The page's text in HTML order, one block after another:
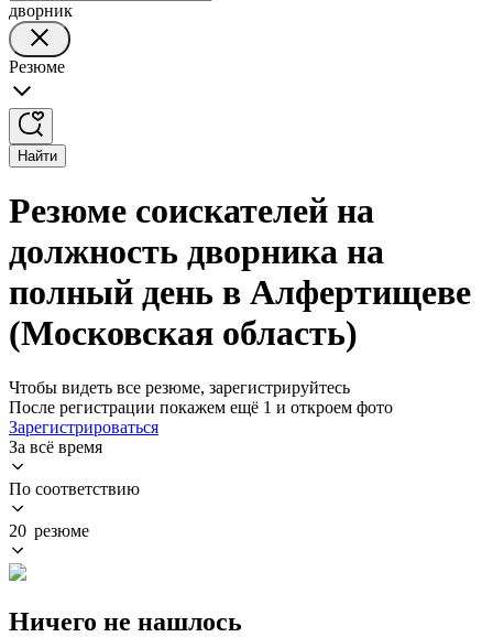
дворник
Резюме
Найти
Резюме соискателей на
должность дворника на
полный день в Алфертищеве
(Московская область)
Чтобы видеть все резюме, зарегистрируйтесь
После регистрации покажем ещё 1 и откроем фото
Зарегистрироваться
За всё время
По соответствию
20 резюме
Ничего не нашлось